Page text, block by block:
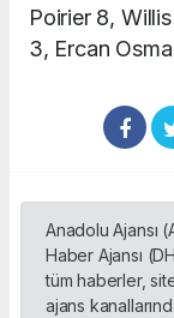
Poirier 8,
3, Ercan
Anadolu Ajansı
Haber Ajansı
tüm haberler,
ajans